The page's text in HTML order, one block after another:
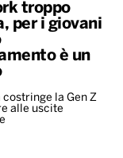
troppo
per i giovani
è un
costringe la Gen Z
alle uscite